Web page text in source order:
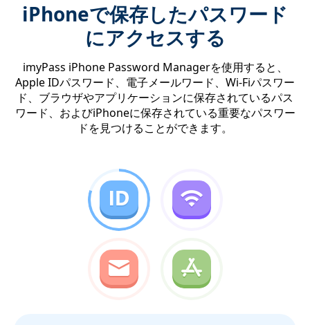
iPhoneで保存したパスワード
にアクセスする
imyPass iPhone Password Managerを使用すると、
Apple IDパスワード、電子メールワード、Wi-Fiパスワー
ド、ブラウザやアプリケーションに保存されているパス
ワード、およびiPhoneに保存されている重要なパスワー
ドを見つけることができます。